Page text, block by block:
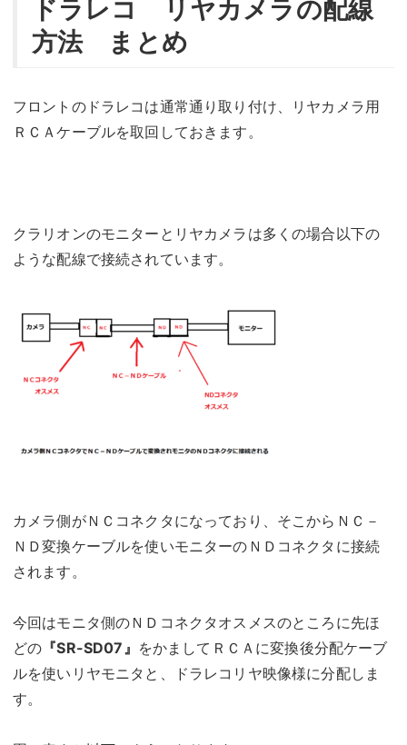
ドラレコ リヤカメラの配線
方法 まとめ
フロントのドラレコは通常通り取り付け、リヤカメラ用
ＲＣＡケーブルを取回しておきます。
クラリオンのモニターとリヤカメラは多くの場合以下の
ような配線で接続されています。
カメラ側がＮＣコネクタになっており、そこからＮＣ－
ＮＤ変換ケーブルを使いモニターのＮＤコネクタに接続
されます。
今回はモニタ側のＮＤコネクタオスメスのところに先ほ
どの 『SR-SD07』 をかましてＲＣＡに変換後分配ケーブ
ルを使いリヤモニタと、ドラレコリヤ映像様に分配しま
す。